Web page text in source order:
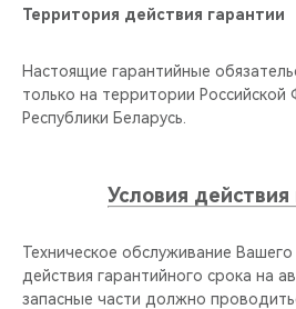
Территория действия гарантии
Настоящие гарантийные
только на территории Российской
Республики Беларусь.
Условия действия
Техническое обслуживание
действия гарантийного срока на
запасные части должно